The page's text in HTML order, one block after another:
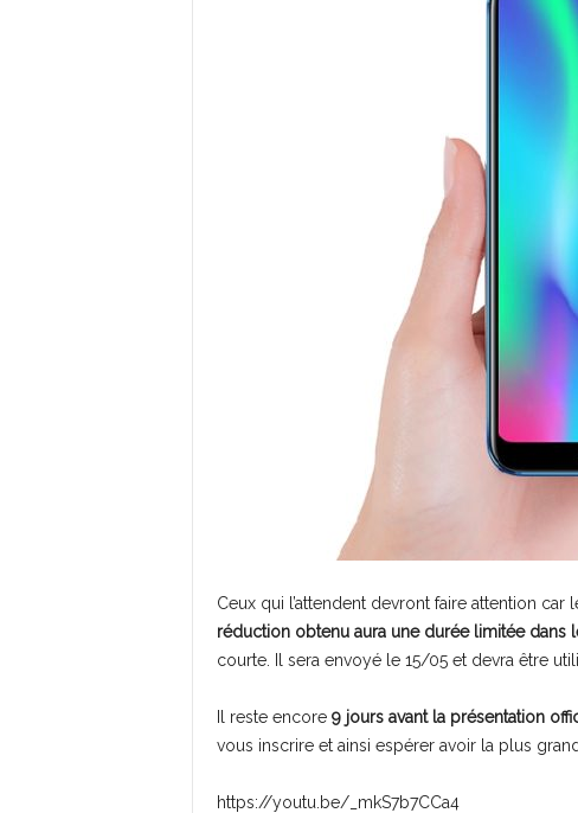
Ceux qui l’attendent devront faire attention
réduction obtenu aura une durée limitée dans
courte. Il sera envoyé le 15/05 et devra être
Il reste encore 9 jours avant la présentation
vous inscrire et ainsi espérer avoir la plus
https://youtu.be/_mkS7b7CCa4